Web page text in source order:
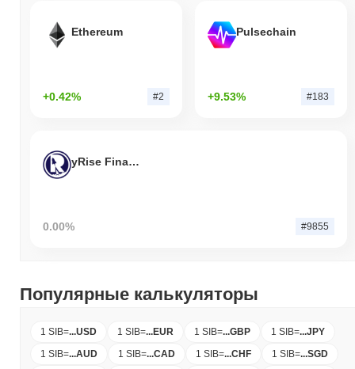
Ethereum
+0.42% #2
Pulsechain
+9.53% #183
yRise Finance
0.00% #9855
Популярные калькуляторы
1 SIB=...USD 1 SIB=...EUR 1 SIB=...GBP 1 SIB=...JPY
1 SIB=...AUD 1 SIB=...CAD 1 SIB=...CHF 1 SIB=...SGD